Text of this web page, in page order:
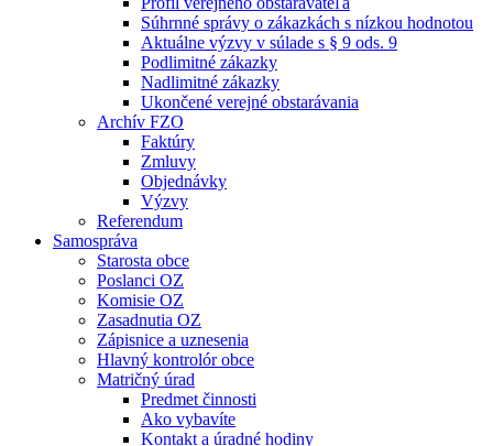
Súhrnné správy o zákazkách s nízkou hodnotou
Aktuálne výzvy v súlade s § 9 ods. 9
Podlimitné zákazky
Nadlimitné zákazky
Ukončené verejné obstarávania
Archív FZO
Faktúry
Zmluvy
Objednávky
Výzvy
Referendum
Samospráva
Starosta obce
Poslanci OZ
Komisie OZ
Zasadnutia OZ
Zápisnice a uznesenia
Hlavný kontrolór obce
Matričný úrad
Predmet činnosti
Ako vybavíte
Kontakt a úradné hodiny